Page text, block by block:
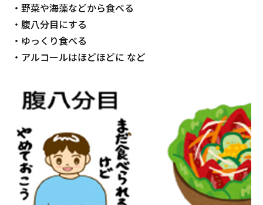
・野菜や海藻などから食べる
・腹八分目にする
・ゆっくり食べる
・アルコールはほどほどに など